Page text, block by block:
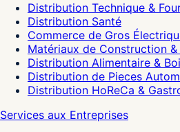
Distribution Technique &
Distribution Santé
Commerce de Gros
Matériaux de Construction
Distribution Alimentaire &
Distribution de Pieces
Distribution HoReCa &
Services aux Entreprises